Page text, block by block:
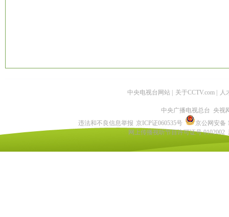
中央电视台网站 关于CCTV.com 人
中央广播电视总台 央视
违法和不良信息举报 京ICP证060535号
京公网安备
网上传播视听节目许可证号 0102002